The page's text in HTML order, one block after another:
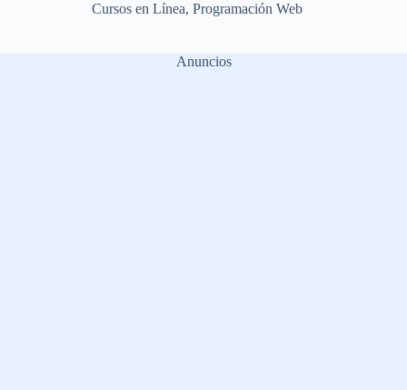
Cursos en Línea,Programación Web
Anuncios